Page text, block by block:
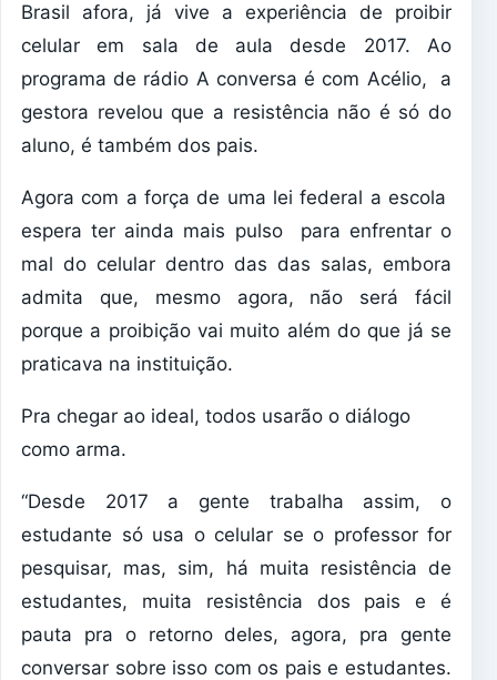
Brasil afora, já vive a experiência de proibir
celular em sala de aula desde 2017. Ao
programa de rádio A conversa é com Acélio, a
gestora revelou que a resistência não é só do
aluno, é também dos pais.
Agora com a força de uma lei federal a escola
espera ter ainda mais pulso para enfrentar o
mal do celular dentro das das salas, embora
admita que, mesmo agora, não será fácil
porque a proibição vai muito além do que já se
praticava na instituição.
Pra chegar ao ideal, todos usarão o diálogo
como arma.
“Desde 2017 a gente trabalha assim, o
estudante só usa o celular se o professor for
pesquisar, mas, sim, há muita resistência de
estudantes, muita resistência dos pais e é
pauta pra o retorno deles, agora, pra gente
conversar sobre isso com os pais e estudantes.